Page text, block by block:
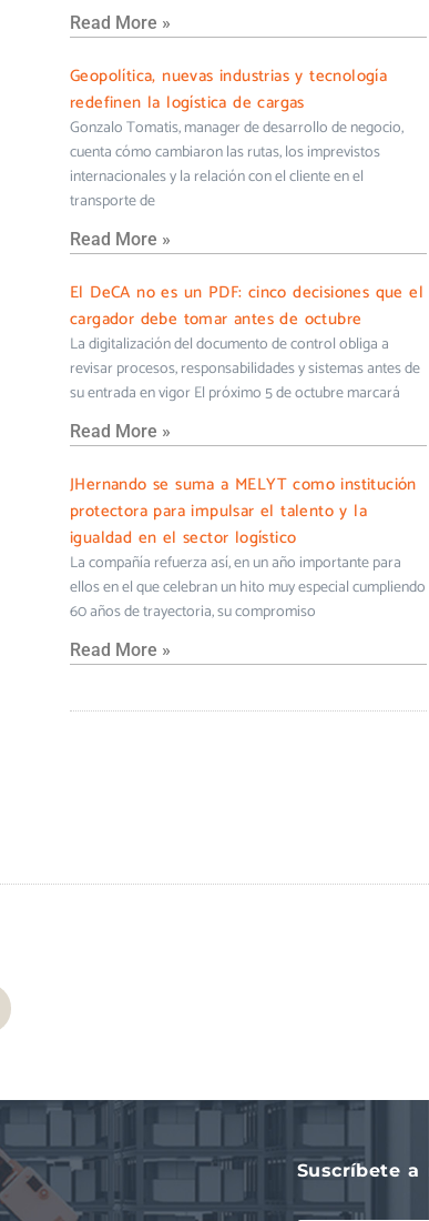
Read More »
Geopolítica, nuevas industrias y tecnología
redefinen la logística de cargas
Gonzalo Tomatis, manager de desarrollo de negocio,
cuenta cómo cambiaron las rutas, los imprevistos
internacionales y la relación con el cliente en el
transporte de
Read More »
El DeCA no es un PDF: cinco decisiones que el
cargador debe tomar antes de octubre
La digitalización del documento de control obliga a
revisar procesos, responsabilidades y sistemas antes de
su entrada en vigor El próximo 5 de octubre marcará
Read More »
JHernando se suma a MELYT como institución
protectora para impulsar el talento y la
igualdad en el sector logístico
La compañía refuerza así, en un año importante para
ellos en el que celebran un hito muy especial cumpliendo
60 años de trayectoria, su compromiso
Read More »
Suscríbete